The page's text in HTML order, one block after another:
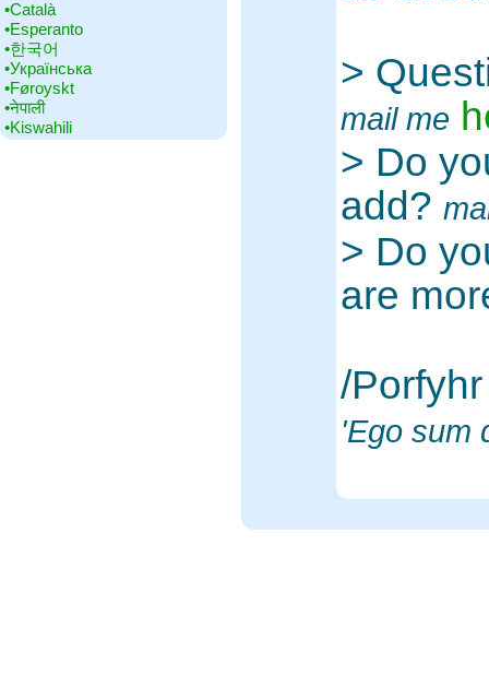
•‎Català
•‎Esperanto
•‎한국어
•‎Українська
•‎Føroyskt
•‎नेपाली
•‎Kiswahili
>
mail me
> Do
add?
> Do
are
/
'Ego sum